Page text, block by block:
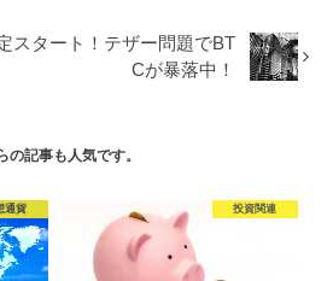
スタート！テザー問題でBT
Cが暴落中！
の記事も人気です。
通貨 投資関連